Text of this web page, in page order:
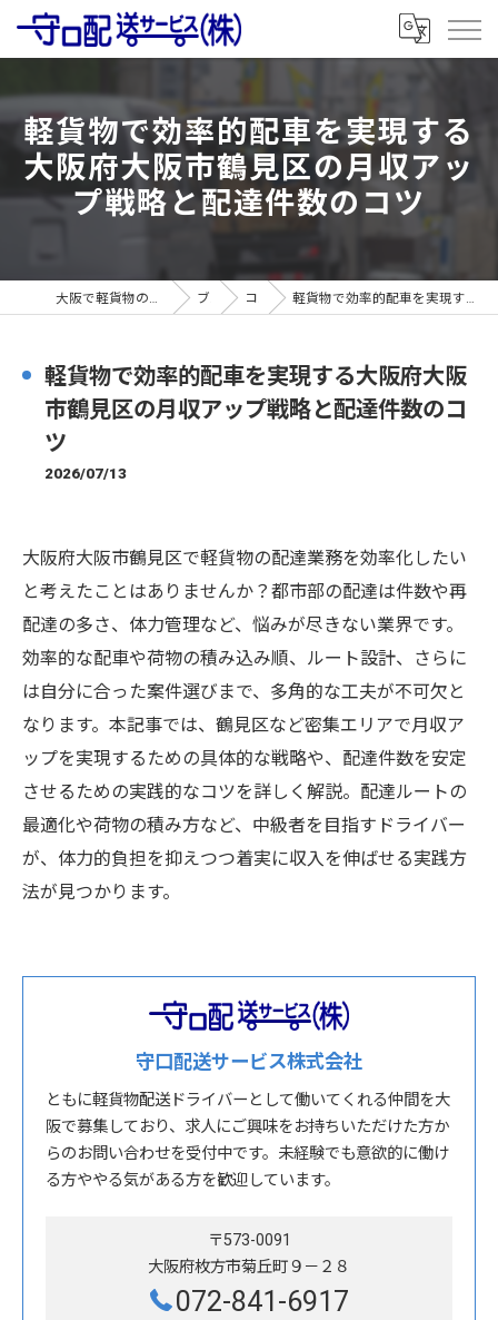
軽貨物で効率的配車を実現する
大阪府大阪市鶴見区の月収アッ
プ戦略と配達件数のコツ
大阪で軽貨物の求人なら守口配送サービス株式会社 ブログ コラム 軽貨物で効率的配車を実現する大阪府大阪市鶴見区の月収アップ戦略と配達件数のコツ
軽貨物で効率的配車を実現する大阪府大阪
市鶴見区の月収アップ戦略と配達件数のコ
ツ
2026/07/13
大阪府大阪市鶴見区で軽貨物の配達業務を効率化したい
と考えたことはありませんか？都市部の配達は件数や再
配達の多さ、体力管理など、悩みが尽きない業界です。
効率的な配車や荷物の積み込み順、ルート設計、さらに
は自分に合った案件選びまで、多角的な工夫が不可欠と
なります。本記事では、鶴見区など密集エリアで月収ア
ップを実現するための具体的な戦略や、配達件数を安定
させるための実践的なコツを詳しく解説。配達ルートの
最適化や荷物の積み方など、中級者を目指すドライバー
が、体力的負担を抑えつつ着実に収入を伸ばせる実践方
法が見つかります。
守口配送サービス株式会社
ともに軽貨物配送ドライバーとして働いてくれる仲間を大
阪で募集しており、求人にご興味をお持ちいただけた方か
らのお問い合わせを受付中です。未経験でも意欲的に働け
る方ややる気がある方を歓迎しています。
〒573-0091
大阪府枚方市菊丘町９－２８
072-841-6917